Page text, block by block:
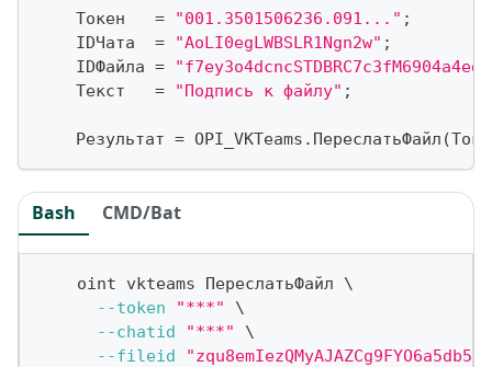
    Токен
= "001.3501506236.091..." ;
    IDЧата
= "AoLI0egLWBSLR1Ngn2w" ;
    IDФайла
=
    Текст
= "Подпись к файлу" ;
    Результат
= OPI_VKTeams . ПереслатьФайл (
Bash CMD/Bat
    oint vkteams ПереслатьФайл
\
--token
"***"
\
--chatid
"***"
\
--fileid